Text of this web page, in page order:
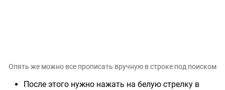
Опять же можно все прописать вручную в строке под поиском
После этого нужно нажать на белую стрелку в